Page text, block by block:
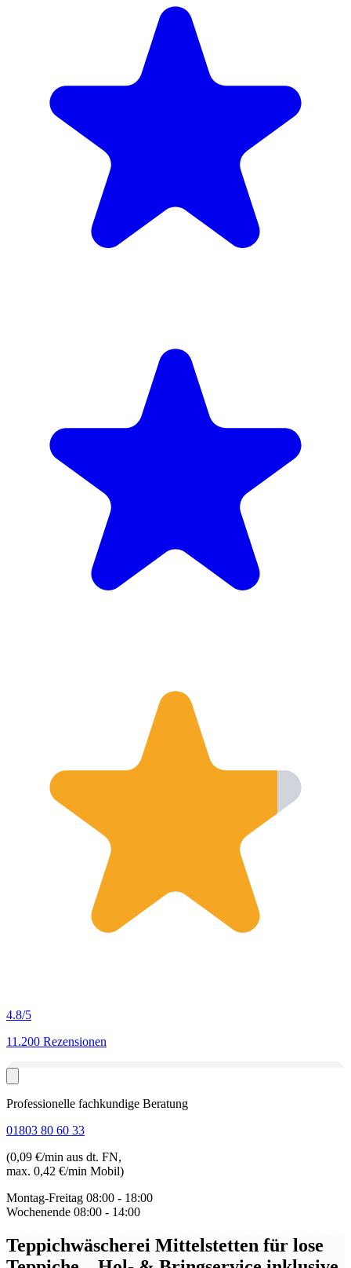
4.8/5
11.200 Rezensionen
Professionelle fachkundige Beratung
01803 80 60 33
(0,09 €/min aus dt. FN,
max. 0,42 €/min Mobil)
Montag-Freitag 08:00 - 18:00
Wochenende 08:00 - 14:00
Teppichwäscherei Mittelstetten für lose